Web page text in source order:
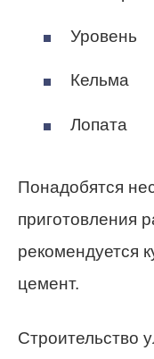
Уровень
Кельма
Лопата
Понадобятся
приготовления
рекомендуется
цемент.
Строительство